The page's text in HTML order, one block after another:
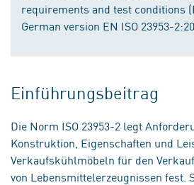
requirements and test conditions
German version EN ISO 23953-
Einführungsbeitrag
Die Norm ISO 23953-2 legt
Konstruktion, Eigenschaften und
Verkaufskühlmöbeln für den
von Lebensmittelerzeugnissen fest.